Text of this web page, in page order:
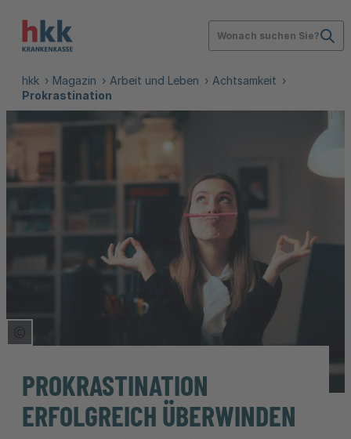
Wonach suchen Sie?
hkk Magazin Arbeit und Leben
Achtsamkeit
Prokrastination
Copyright Tooltip öffnen
PROKRASTINATION
ERFOLGREICH ÜBERWINDEN